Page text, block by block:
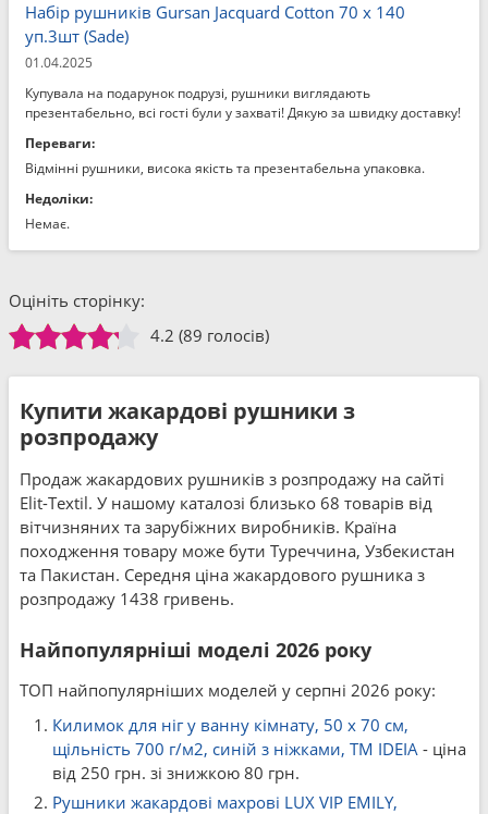
Набір рушників Gursan Jacquard Cotton 70 x 140
уп.3шт (Sade)
01.04.2025
Купувала на подарунок подрузі, рушники виглядають
презентабельно, всі гості були у захваті! Дякую за швидку доставку!
Переваги:
Відмінні рушники, висока якість та презентабельна упаковка.
Недоліки:
Немає.
Оцініть сторінку:
4.2 (89 голосів)
Купити жакардові рушники з
розпродажу
Продаж жакардових рушників з розпродажу на сайті
Elit-Textil. У нашому каталозі близько 68 товарів від
вітчизняних та зарубіжних виробників. Країна
походження товару може бути Туреччина, Узбекистан
та Пакистан. Середня ціна жакардового рушника з
розпродажу 1438 гривень.
Найпопулярніші моделі 2026 року
ТОП найпопулярніших моделей у серпні 2026 року:
Килимок для ніг у ванну кімнату, 50 x 70 см,
щільність 700 г/м2, синій з ніжками, ТМ IDEIA - ціна
від 250 грн. зі знижкою 80 грн.
Рушники жакардові махрові LUX VIP EMILY,